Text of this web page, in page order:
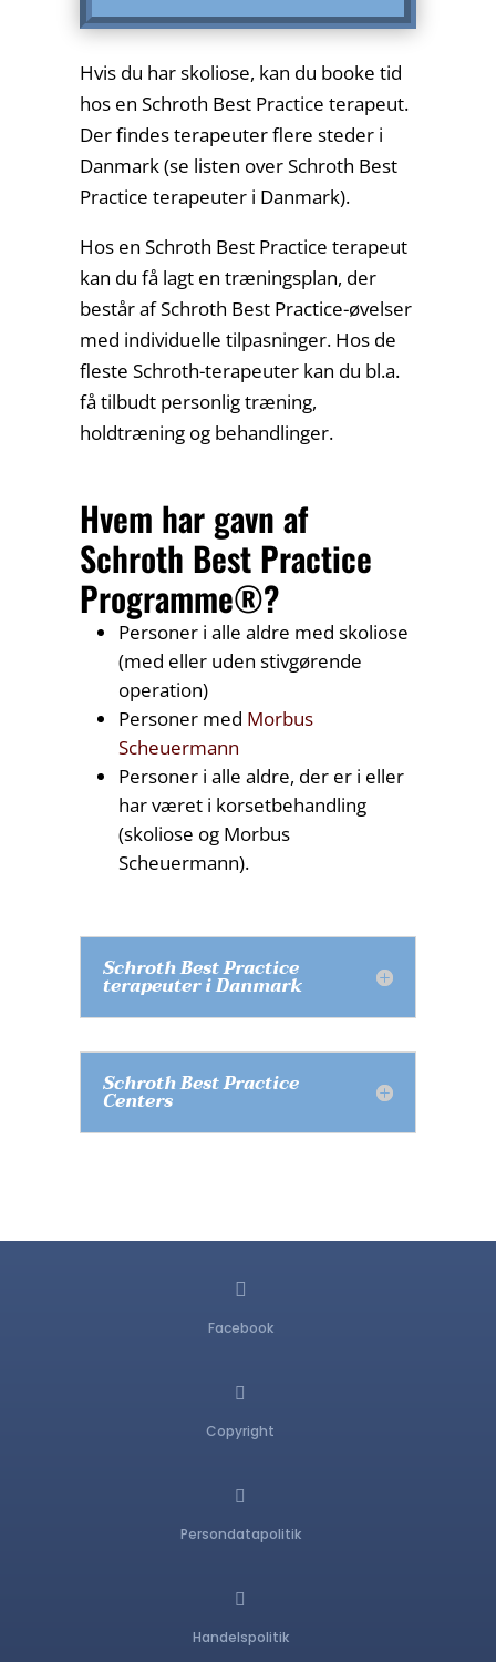
Hvis du har skoliose, kan du booke tid
hos en Schroth Best Practice terapeut.
Der findes terapeuter flere steder i
Danmark (se listen over Schroth Best
Practice terapeuter i Danmark).
Hos en Schroth Best Practice terapeut
kan du få lagt en træningsplan, der
består af Schroth Best Practice-øvelser
med individuelle tilpasninger. Hos de
fleste Schroth-terapeuter kan du bl.a.
få tilbudt personlig træning,
holdtræning og behandlinger.
Hvem har gavn af
Schroth Best Practice
Programme®?
Personer i alle aldre med skoliose
(med eller uden stivgørende
operation)
Personer med Morbus
Scheuermann
Personer i alle aldre, der er i eller
har været i korsetbehandling
(skoliose og Morbus
Scheuermann).
Schroth Best Practice
terapeuter i Danmark
Schroth Best Practice
Centers

Facebook

Copyright

Persondatapolitik

Handelspolitik